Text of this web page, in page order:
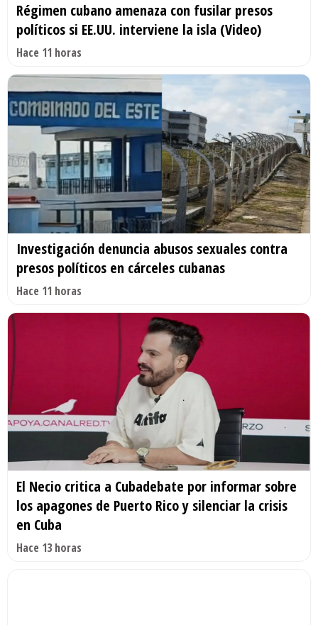
Régimen cubano amenaza con fusilar presos
políticos si EE.UU. interviene la isla (Video)
Hace 11 horas
Investigación denuncia abusos sexuales contra
presos políticos en cárceles cubanas
Hace 11 horas
El Necio critica a Cubadebate por informar sobre
los apagones de Puerto Rico y silenciar la crisis
en Cuba
Hace 13 horas